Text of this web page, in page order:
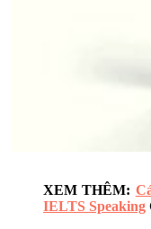
XEM THÊM:
IELTS Speaking